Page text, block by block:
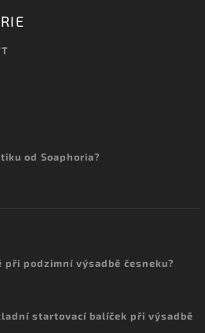
od Soaphoria?
při podzimní výsadbě česneku?
startovací balíček při výsadbě